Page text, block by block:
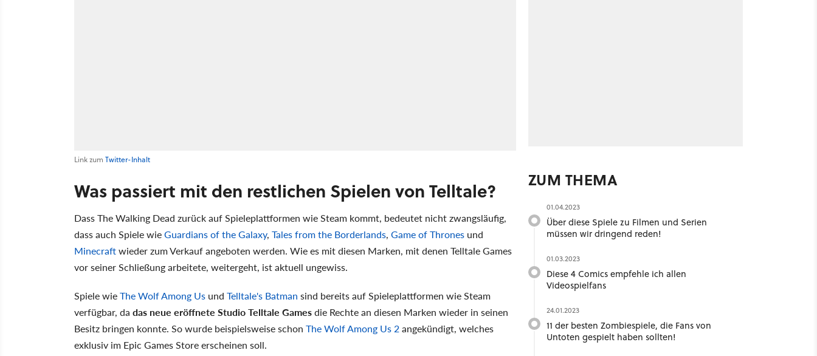
Link zum Twitter-Inhalt
Was passiert mit den restlichen Spielen von Telltale?
Dass The Walking Dead zurück auf Spieleplattformen wie Steam kommt, bedeutet nicht zwangsläufig,
dass auch Spiele wieGuardians of the Galaxy, Tales from the Borderlands, Game of Thrones und
Minecraftwieder zum Verkauf angeboten werden. Wie es mit diesen Marken, mit denen Telltale Games
vor seiner Schließung arbeitete, weitergeht, ist aktuell ungewiss.
Spiele wieThe Wolf Among Us und Telltale's Batman sind bereits auf Spieleplattformen wie Steam
verfügbar, da das neue eröffnete Studio Telltale Gamesdie Rechte an diesen Marken wieder in seinen
Besitz bringen konnte. So wurde beispielsweise schon The Wolf Among Us 2angekündigt, welches
exklusiv im Epic Games Store erscheinen soll.
ZUM THEMA
01.04.2023
Über diese Spiele zu Filmen und Serien
müssen wir dringend reden!
01.03.2023
Diese 4 Comics empfehle ich allen
Videospielfans
24.01.2023
11 der besten Zombiespiele, die Fans von
Untoten gespielt haben sollten!